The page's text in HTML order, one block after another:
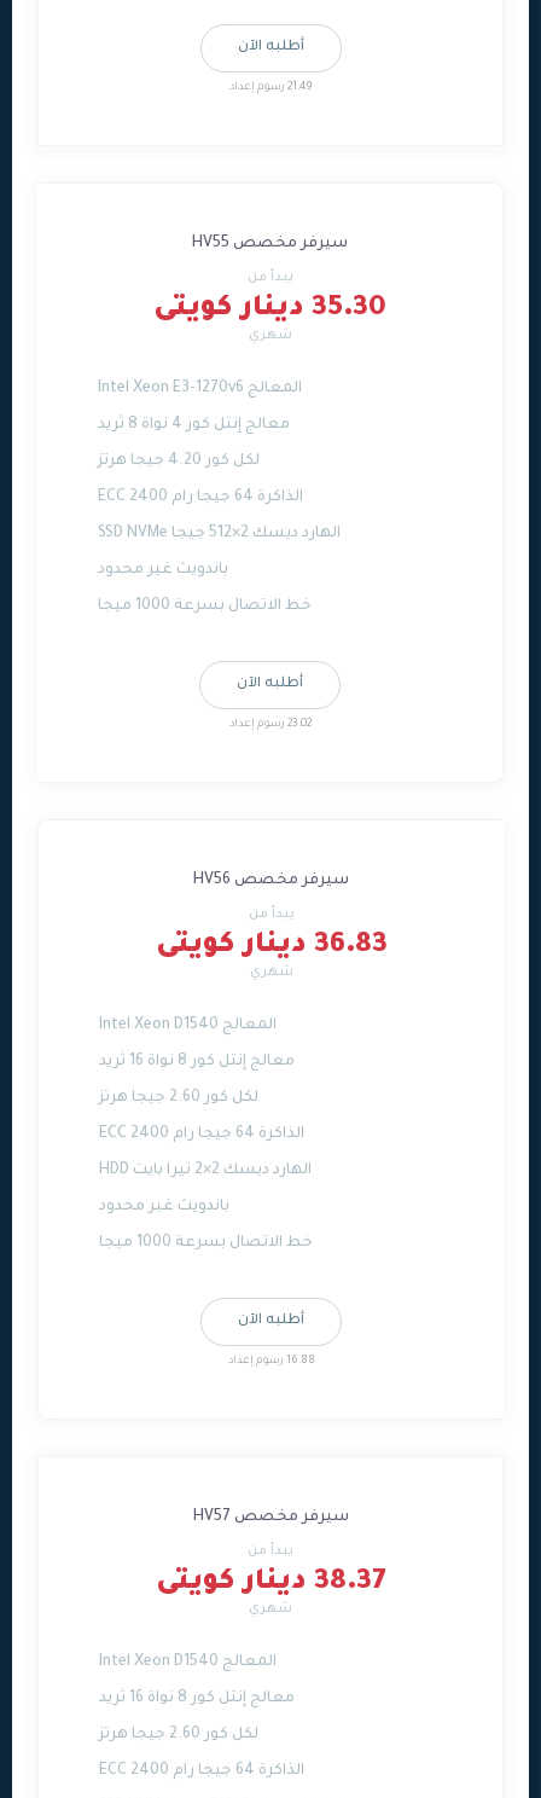
أطلبه الآن
21.49 رسوم إعداد
سيرفر مخصص HV55
يبدأ من
35.30 دينار كويتى
شهري
المعالج Intel Xeon E3-1270v6
معالج إنتل كور 4 نواة 8 ثريد
لكل كور 4.20 جيجا هرتز
الذاكرة 64 جيجا رام ECC 2400
الهارد ديسك 2×512 جيجا SSD NVMe
باندويث غير محدود
خط الاتصال بسرعة 1000 ميجا
أطلبه الآن
23.02 رسوم إعداد
سيرفر مخصص HV56
يبدأ من
36.83 دينار كويتى
شهري
المعالج Intel Xeon D1540
معالج إنتل كور 8 نواة 16 ثريد
لكل كور 2.60 جيجا هرتز
الذاكرة 64 جيجا رام ECC 2400
الهارد ديسك 2×2 تيرا بايت HDD
باندويث غير محدود
خط الاتصال بسرعة 1000 ميجا
أطلبه الآن
16.88 رسوم إعداد
سيرفر مخصص HV57
يبدأ من
38.37 دينار كويتى
شهري
المعالج Intel Xeon D1540
معالج إنتل كور 8 نواة 16 ثريد
لكل كور 2.60 جيجا هرتز
الذاكرة 64 جيجا رام ECC 2400